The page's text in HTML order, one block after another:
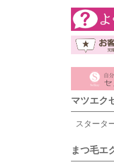
マツエク
スタータ
まつ毛エ